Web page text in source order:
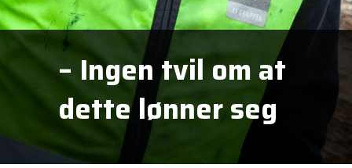
– Ingen tvil om at
dette lønner seg